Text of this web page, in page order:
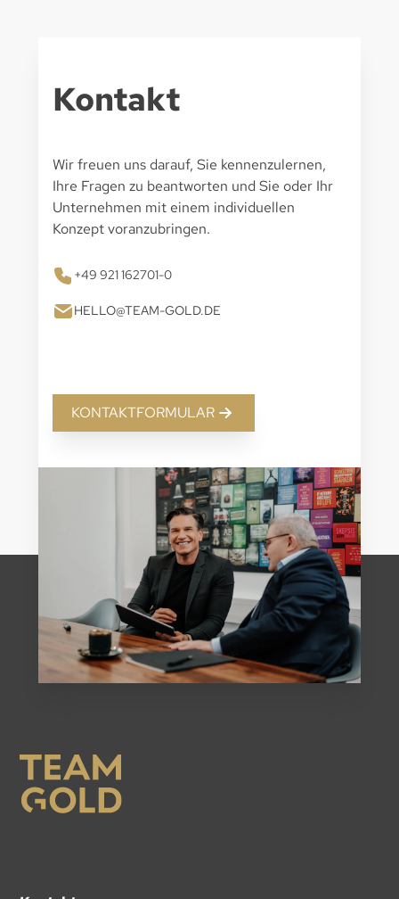
Kontakt
Wir freuen uns darauf, Sie kennenzulernen,
Ihre Fragen zu beantworten und Sie oder Ihr
Unternehmen mit einem individuellen
Konzept voranzubringen.
+49 921 162701-0
HELLO@TEAM-GOLD.DE
KONTAKTFORMULAR